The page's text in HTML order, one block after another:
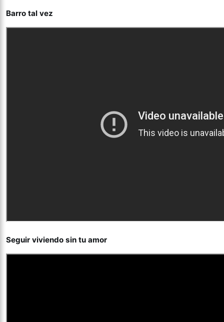
Barro tal vez
Seguir viviendo sin tu amor